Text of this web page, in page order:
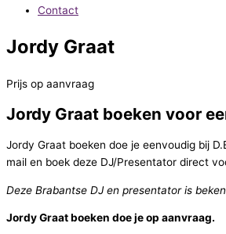
Contact
Jordy Graat
Prijs op aanvraag
Jordy Graat boeken voor
Jordy Graat boeken doe je eenvoudig bij
mail en boek deze DJ/Presentator direct
Deze Brabantse DJ en presentator is
Jordy Graat boeken doe je op aanvraag.